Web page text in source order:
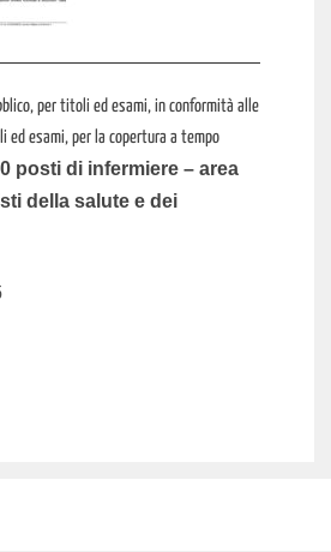
per titoli ed esami, in conformità alle
ed esami, per la copertura a tempo
posti di infermiere – area
della salute e dei